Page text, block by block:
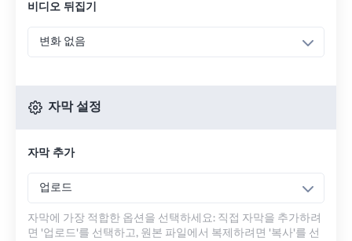
비디오 뒤집기
변화 없음
자막 설정
자막 추가
업로드
자막에 가장 적합한 옵션을 선택하세요: 직접 자막을 추가하려
면 '업로드'를 선택하고, 원본 파일에서 복제하려면 '복사'를 선